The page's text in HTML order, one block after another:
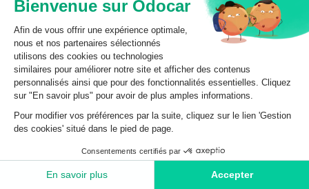
2 Quai du Haut Pont
Du lundi au vendredi
De 9h à 12h et de 14h à 18h
03 21 93 17 50
Formulaire de contact
Nos catégories
Poignée de porte